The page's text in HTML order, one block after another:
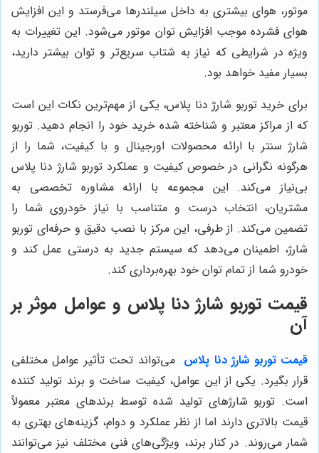
موتور، هوای بیشتری به داخل سیلندرها می‌فرستد و این افزایش
هوای فشرده موجب افزایش توان موتور می‌شود. این تغییرات به
ویژه در شرایطی که نیاز به شتاب سریع‌تر و توان بیشتر دارید،
بسیار مفید خواهد بود.
برای خرید توربو شارژ دنا پلاس، یکی از مهم‌ترین نکات این است
که از مراکز معتبر و شناخته شده خرید خود را انجام دهید. توربو
شارژ سنتر با ارائه محصولات اورجینال و با کیفیت، شما را از
هرگونه نگرانی در خصوص کیفیت و عملکرد توربو شارژ دنا پلاس
بی‌نیاز می‌کند. این مجموعه با ارائه مشاوره تخصصی به
مشتریان، انتخاب درست و متناسب با نیاز خودروی شما را
تضمین می‌کند. از طرفی، این مرکز با نصب دقیق و حرفه‌ای توربو
شارژ، اطمینان می‌دهد که سیستم جدید به درستی عمل کند و
خودرو شما از تمام توان خود بهره‌برداری کند.
قیمت توربو شارژ دنا پلاس و عوامل موثر بر
آن
قیمت توربو شارژ دنا پلاس می‌تواند تحت تأثیر عوامل مختلفی
قرار بگیرد. یکی از این عوامل، کیفیت ساخت و برند تولید کننده
است. توربو شارژهای تولید شده توسط برندهای معتبر معمولاً
قیمت بالاتری دارند اما از نظر عملکرد و دوام، گزینه‌های بهتری به
شمار می‌روند. در کنار برند، ویژگی‌های فنی مختلف نیز می‌توانند